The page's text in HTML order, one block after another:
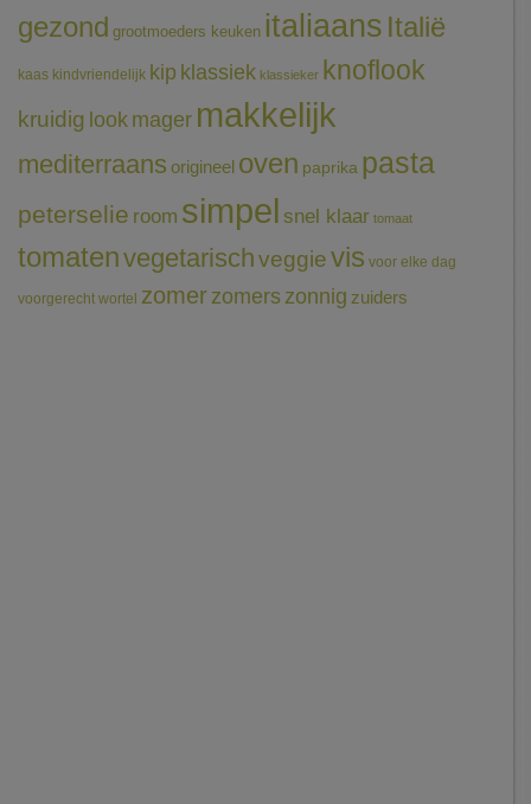
gezond grootmoeders keuken italiaans Italië
kaas kindvriendelijk kip klassiek klassieker knoflook
kruidig look mager makkelijk
mediterraans origineel oven paprika pasta
peterselie room simpel snel klaar tomaat
tomatenvegetarischveggievis voor elke dag
voorgerecht wortel zomerzomerszonnig zuiders